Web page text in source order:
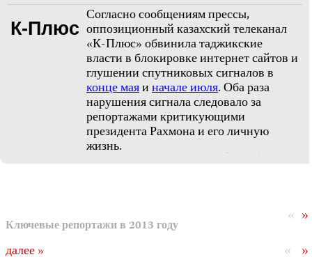
К-Плюс
Согласно сообщениям прессы,
оппозиционный казахский телеканал
«К-Плюс» обвинила таджикские
власти в блокировке интернет сайтов и
глушении спутниковых сигналов в
конце маяиначале июля. Оба раза
нарушения сигнала следовало за
репортажами критикующими
президента Рахмона и его личную
жизнь.
»
«
Ключевые репортажи в 2013 году
»
«
далее »